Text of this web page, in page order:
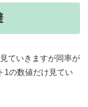
ていきますが同率が
の数値だけ見てい